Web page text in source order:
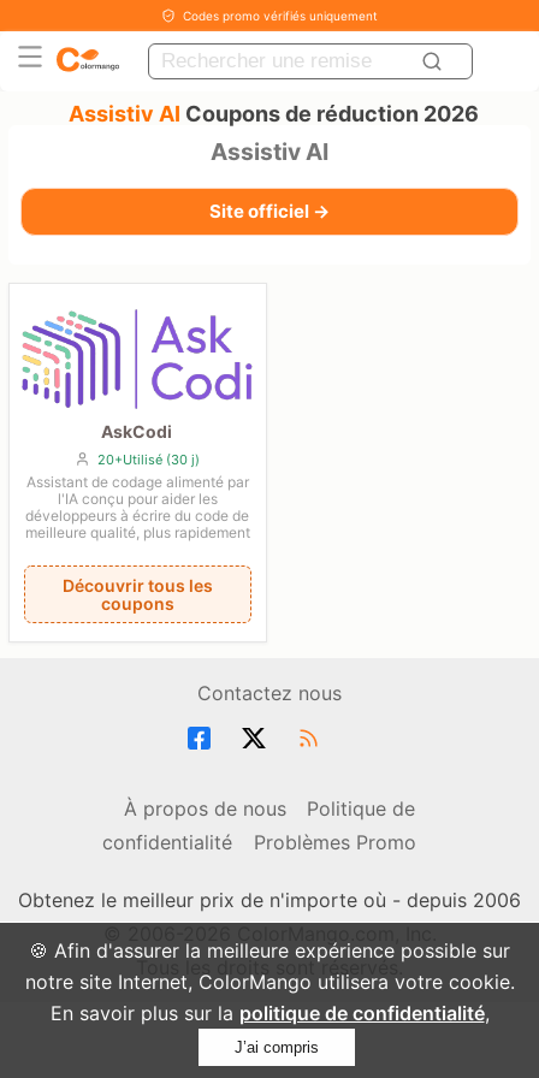
🍪 Afin d'assurer la meilleure expérience possible sur
notre site Internet, ColorMango utilisera votre cookie.
En savoir plus sur la politique de confidentialité,
J’ai compris
Codes promo vérifiés uniquement
Assistiv AI Coupons de réduction 2026
Assistiv AI
Site officiel →
AskCodi
20+Utilisé (30 j)
Assistant de codage alimenté par
l'IA conçu pour aider les
développeurs à écrire du code de
meilleure qualité, plus rapidement
Découvrir tous les
coupons
Contactez nous
À propos de nous
Politique de
confidentialité
Problèmes Promo
Obtenez le meilleur prix de n'importe où - depuis 2006
Tous les droits sont réservés.